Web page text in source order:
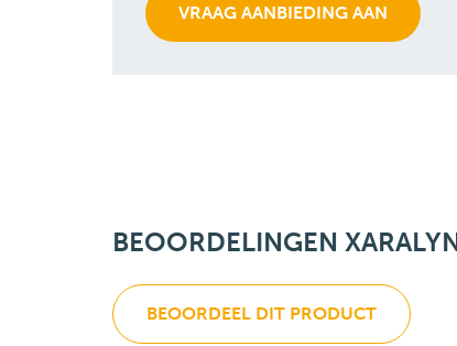
BEOORDELINGEN
BEOORDEEL DIT PRODUCT